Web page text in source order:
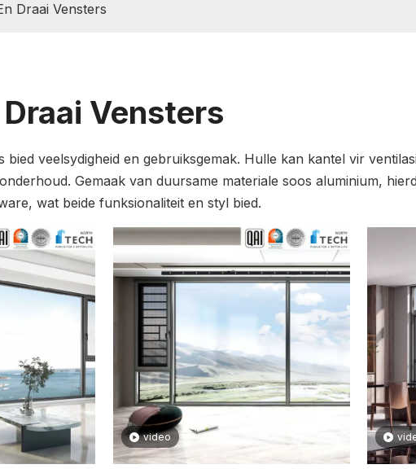
Draai Vensters
Vensters
bied veelsydigheid en gebruiksgemak. Hulle kan kantel vir
Gemaak van duursame materiale soos aluminium,
wat beide funksionaliteit en styl bied.
video